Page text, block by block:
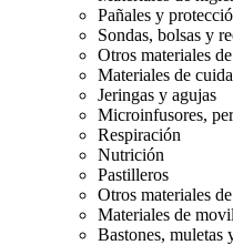
Pañales y
Sondas, bolsas y
Otros materiales
Materiales de
Jeringas y agujas
Microinfusores,
Respiración
Nutrición
Pastilleros
Otros materiales
Materiales de
Bastones, muletas